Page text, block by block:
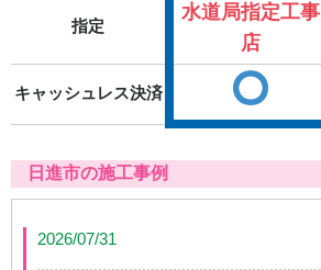
指定
水道局指定工事
店
キャッシュレス決済
日進市の施工事例
2026/07/31